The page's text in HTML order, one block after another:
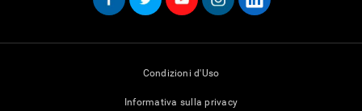
Condizioni d'Uso
Informativa sulla privacy